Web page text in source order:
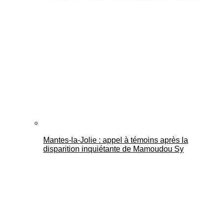
Mantes-la-Jolie : appel à témoins après la
disparition inquiétante de Mamoudou Sy